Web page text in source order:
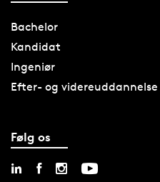
Bachelor
Kandidat
Ingeniør
Efter- og videreuddannelse
Følg os